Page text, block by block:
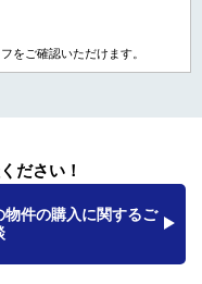
をご確認いただけます。
ださい！
物件の購入に関するご